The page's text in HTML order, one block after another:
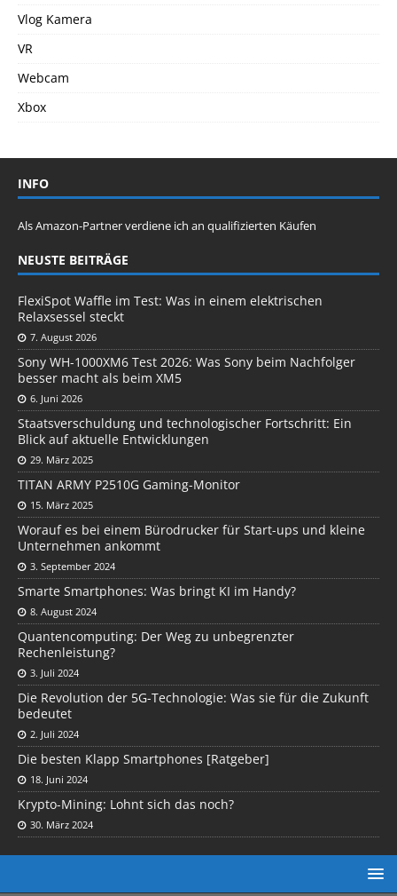
Vlog Kamera
VR
Webcam
Xbox
INFO
Als Amazon-Partner verdiene ich an qualifizierten Käufen
NEUSTE BEITRÄGE
FlexiSpot Waffle im Test: Was in einem elektrischen
Relaxsessel steckt
7. August 2026
Sony WH-1000XM6 Test 2026: Was Sony beim Nachfolger
besser macht als beim XM5
6. Juni 2026
Staatsverschuldung und technologischer Fortschritt: Ein
Blick auf aktuelle Entwicklungen
29. März 2025
TITAN ARMY P2510G Gaming-Monitor
15. März 2025
Worauf es bei einem Bürodrucker für Start-ups und kleine
Unternehmen ankommt
3. September 2024
Smarte Smartphones: Was bringt KI im Handy?
8. August 2024
Quantencomputing: Der Weg zu unbegrenzter
Rechenleistung?
3. Juli 2024
Die Revolution der 5G-Technologie: Was sie für die Zukunft
bedeutet
2. Juli 2024
Die besten Klapp Smartphones [Ratgeber]
18. Juni 2024
Krypto-Mining: Lohnt sich das noch?
30. März 2024